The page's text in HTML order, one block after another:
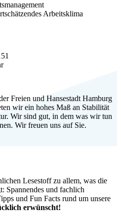
Arbeitsklima
Freien und Hansestadt Hamburg
wir ein hohes Maß an Stabilität
Wir sind gut, in dem was wir tun
Wir freuen uns auf Sie.
Lesestoff zu allem, was die
Spannendes und fachlich
und Fun Facts rund um unsere
erwünscht!